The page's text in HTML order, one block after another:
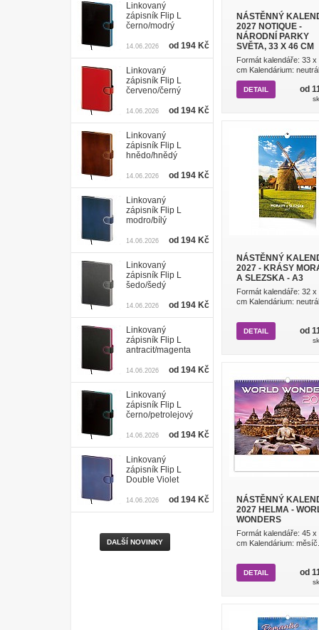
NÁSTĚNNÝ
2027 NOTIQUE -
NÁRODNÍ PARKY
SVĚTA, 33 X 46 CM
Formát kalendáře: 33 x
cm Kalendárium:
od
DETAIL
NÁSTĚNNÝ
2027 - KRÁSY
A SLEZSKA - A3
Formát kalendáře: 32 x
cm Kalendárium:
od
DETAIL
NÁSTĚNNÝ
2027 HELMA -
WONDERS
Formát kalendáře: 45 x
cm Kalendárium:
od
DETAIL
Linkovaný
zápisník Flip L
černo/modrý
14.06.2026 od 194 Kč
Linkovaný
zápisník Flip L
červeno/černý
14.06.2026 od 194 Kč
Linkovaný
zápisník Flip L
hnědo/hnědý
14.06.2026 od 194 Kč
Linkovaný
zápisník Flip L
modro/bílý
14.06.2026 od 194 Kč
Linkovaný
zápisník Flip L
šedo/šedý
14.06.2026 od 194 Kč
Linkovaný
zápisník Flip L
antracit/magenta
14.06.2026 od 194 Kč
Linkovaný
zápisník Flip L
černo/petrolejový
14.06.2026 od 194 Kč
Linkovaný
zápisník Flip L
Double Violet
14.06.2026 od 194 Kč
DALŠÍ NOVINKY